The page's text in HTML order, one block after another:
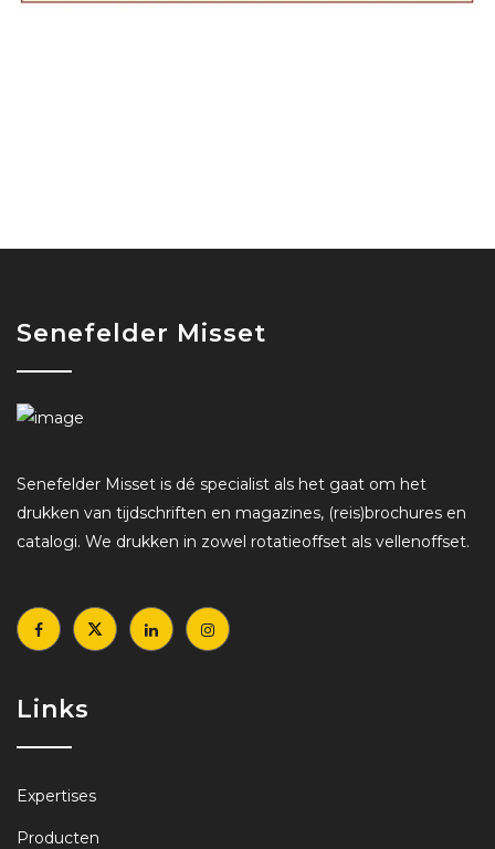
Senefelder Misset
Senefelder Misset is dé specialist als het gaat om het
drukken van tijdschriften en magazines, (reis)brochures en
catalogi. We drukken in zowel rotatieoffset als vellenoffset.
Links
Expertises
Producten